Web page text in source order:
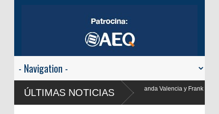
ÚLTIMAS NOTICIAS
y Frank Blanco regresan a